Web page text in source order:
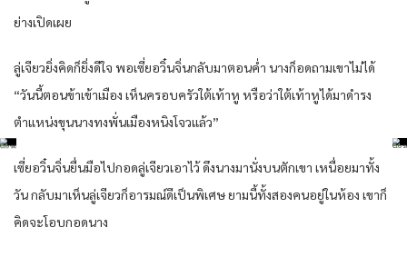
ย่างเปิดเผย
ลู่เจียวยิ่งคิดก็ยิ่งดีใจ พอเซี่ยอวิ๋นจิ่นกลับมาตอนค่ำ นางก็อดถามเขาไม่ได้
“วันนี้ตอนข้าเข้าเมือง เห็นครอบครัวใต้เท้าหู หรือว่าใต้เท้าหูได้มาดำรง
ตำแหน่งขุนนางทงพั่นเมืองหนิงโจวแล้ว”
เซี่ยอวิ๋นจิ่นยื่นมือไปกอดลู่เจียวเอาไว้ ดึงนางมานั่งบนตักเขา เหนื่อยมาทั้ง
วัน กลับมาเห็นลู่เจียวก็อารมณ์ดีเป็นพิเศษ ยามนี้ทั้งสองคนอยู่ในห้อง เขาก็
คิดจะโอบกอดนาง